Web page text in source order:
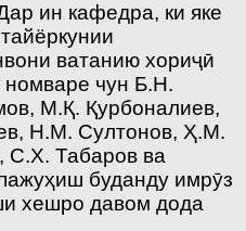
ин кафедра, ки яке
ватанию хориҷӣ
чун Б.Н.
М.Қ. Қурбоналиев,
Н.М. Султонов, Ҳ.М.
С.Х. Табаров ва
буданду имрӯз
хешро давом дода